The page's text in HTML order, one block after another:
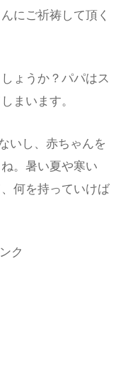
にご祈祷して頂く
ょうか？パパはス
まいます。
いし、赤ちゃんを
。暑い夏や寒い
何を持っていけば
ク